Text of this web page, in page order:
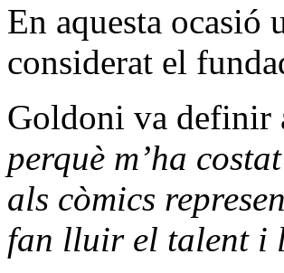
En aquesta ocasió
considerat el
Goldoni va definir
perquè m’ha
als còmics
fan lluir el talent i